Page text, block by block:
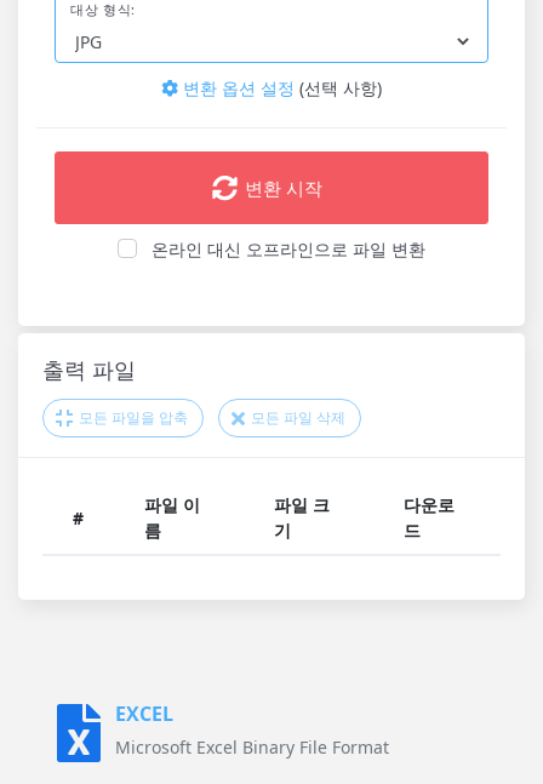
대상 형식:
변환 옵션 설정 (선택 사항)
변환 시작
온라인 대신 오프라인으로 파일 변환
출력 파일
모든 파일을 압축 모든 파일 삭제
#
파일 이
름
파일 크
기
다운로
드
EXCEL
Microsoft Excel Binary File Format